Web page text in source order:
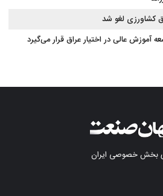
کشاورزی لغو شد
آموزش عالی در اختیار عراق قرار می‌گیرد
بخش خصوصی ایران